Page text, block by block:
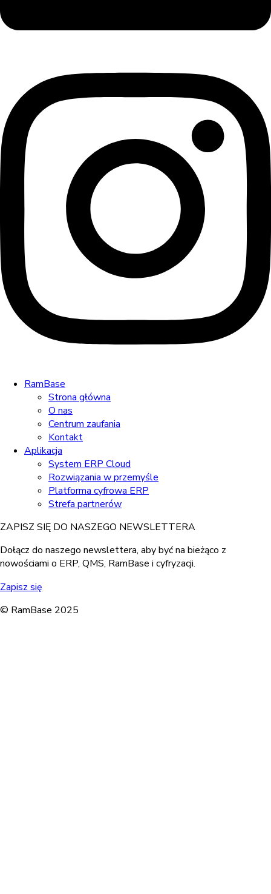
RamBase
Strona główna
O nas
Centrum zaufania
Kontakt
Aplikacja
System ERP Cloud
Rozwiązania w przemyśle
Platforma cyfrowa ERP
Strefa partnerów
ZAPISZ SIĘ DO NASZEGO NEWSLETTERA
Dołącz do naszego newslettera, aby być na bieżąco z
nowościami o ERP, QMS, RamBase i cyfryzacji.
Zapisz się
© RamBase 2025